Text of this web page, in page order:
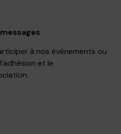
à nos événements ou
et le